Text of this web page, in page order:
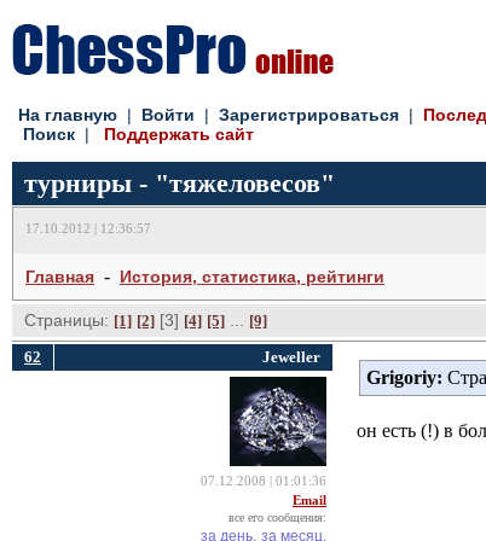
На главную | Войти | Зарегистрироваться |
Поиск | Поддержать сайт
турниры - "тяжеловесов"
17.10.2012 | 12:36:57
Главная - История, статистика, рейтинги
Страницы: [1] [2] [3] [4] [5]
[9]
62
Jeweller
07.12.2008 | 01:01:36
Email
все его сообщения:
за день, за месяц,
Grigoriy:
он есть (!) в